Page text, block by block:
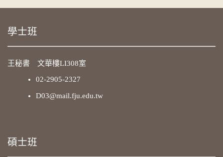
學士班
王秘書 文華樓LI308室
02-2905-2327
D03@mail.fju.edu.tw
碩士班